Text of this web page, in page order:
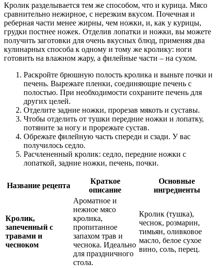
Кролик разделывается тем же способом, что и курица. Мясо
сравнительно нежирное, с нерезким вкусом. Почечная и
реберная части менее жирны, чем ножки, и, как у курицы,
грудки постнее ножек. Отделив лопатки и ножки, вы можете
получить заготовки для очень вкусных блюд, применяя два
кулинарных способа к одному и тому же кролику: ноги
готовить на влажном жару, а филейные части – на сухом.
Раскройте брюшную полость кролика и выньте почки и
печень. Вырежьте пленки, соединяющие печень с
полостью. При необходимости сохраните печень для
других целей.
Отделите задние ножки, прорезав мякоть и суставы.
Чтобы отделить от тушки передние ножки и лопатку,
потяните за ногу и прорежьте сустав.
Обрежьте филейную часть спереди и сзади. У вас
получилось седло.
Расчлененный кролик: седло, передние ножки с
лопаткой, задние ножки, печень, почки.
Название рецепта
Краткое
описание
Основные
ингредиенты
Кролик,
запеченный с
травами и
чесноком
Ароматное и
нежное мясо
кролика,
пропитанное
запахом трав и
чеснока. Идеально
для праздничного
стола.
Кролик (тушка),
чеснок, розмарин,
тимьян, оливковое
масло, белое сухое
вино, соль, перец.